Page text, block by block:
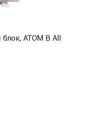
ATOM B All